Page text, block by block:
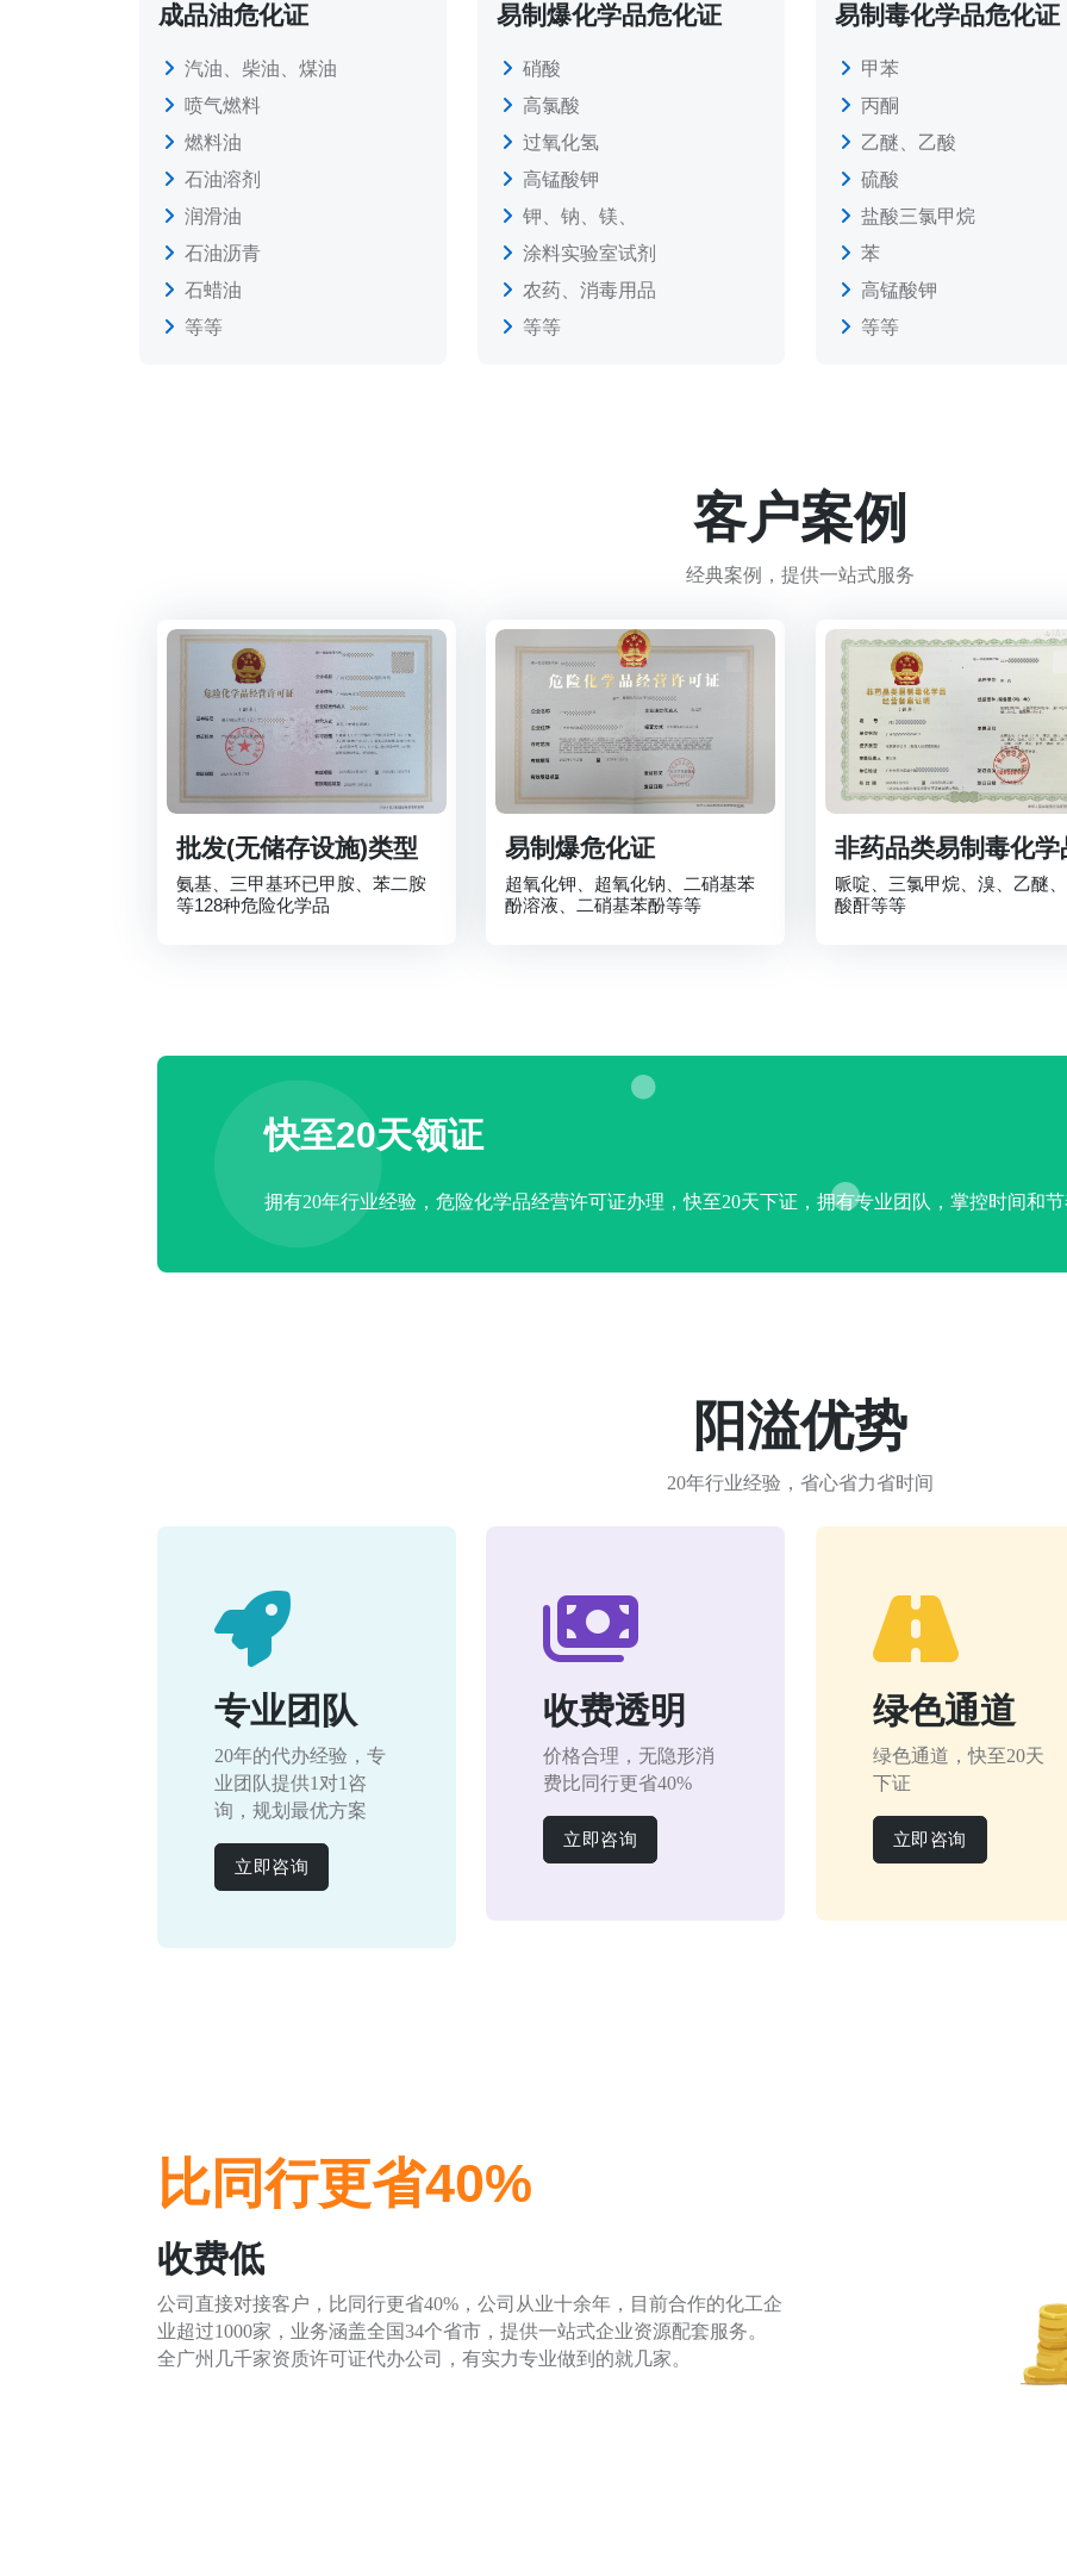
成品油危化证
汽油、柴油、煤油
喷气燃料
燃料油
石油溶剂
润滑油
石油沥青
石蜡油
等等
易制爆化学品危化证
硝酸
高氯酸
过氧化氢
高锰酸钾
钾、钠、镁、
涂料实验室试剂
农药、消毒用品
等等
易制毒化学品危化证
甲苯
丙酮
乙醚、乙酸
硫酸
盐酸三氯甲烷
苯
高锰酸钾
等等
客户案例
经典案例，提供一站式服务
批发(无储存设施)类型
氨基、三甲基环已甲胺、苯二胺
等128种危险化学品
易制爆危化证
超氧化钾、超氧化钠、二硝基苯
酚溶液、二硝基苯酚等等
非药品类易制毒化学
哌啶、三氯甲烷、溴、乙醚
酸酐等等
快至20天领证
拥有20年行业经验，危险化学品经营许可证办理，快至20天下证，拥有专业团队，掌控时间和
阳溢优势
20年行业经验，省心省力省时间
专业团队
20年的代办经验，专
业团队提供1对1咨
询，规划最优方案
立即咨询
收费透明
价格合理，无隐形消
费比同行更省40%
立即咨询
绿色通道
绿色通道，快至20天
下证
立即咨询
比同行更省40%
收费低
公司直接对接客户，比同行更省40%，公司从业十余年，目前合作的化工企
业超过1000家，业务涵盖全国34个省市，提供一站式企业资源配套服务。
全广州几千家资质许可证代办公司，有实力专业做到的就几家。